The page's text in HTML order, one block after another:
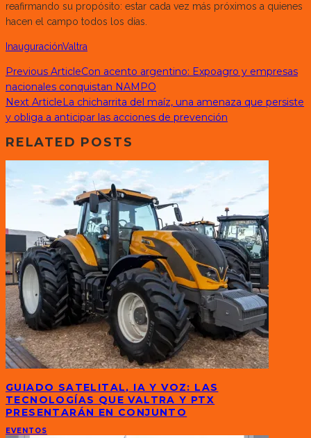
reafirmando su propósito: estar cada vez más próximos a quienes
hacen el campo todos los días.
InauguraciónValtra
Previous ArticleCon acento argentino: Expoagro y empresas
nacionales conquistan NAMPO
Next Article La chicharrita del maíz, una amenaza que persiste
y obliga a anticipar las acciones de prevención
RELATED POSTS
GUIADO SATELITAL, IA Y VOZ: LAS
TECNOLOGÍAS QUE VALTRA Y PTX
PRESENTARÁN EN CONJUNTO
EVENTOS